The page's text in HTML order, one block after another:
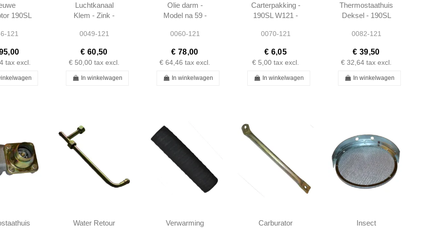
190SL
-
121
tax excl.
Luchtkanaal
Klem - Zink -
W120 -
0049-121
€ 60,50
€ 50,00 tax excl.
In winkelwagen
Olie darm -
Model na 59 -
1215400560
0060-121
€ 78,00
€ 64,46 tax excl.
In winkelwagen
Carterpakking -
190SL W121 -
0070-121
€ 6,05
€ 5,00 tax excl.
In winkelwagen
Thermostaathuis
Deksel - 190SL
1212030174
0082-121
€ 39,50
€ 32,64 tax excl.
In winkelwagen
Water Retour
Verwarming
Carburator
Insect